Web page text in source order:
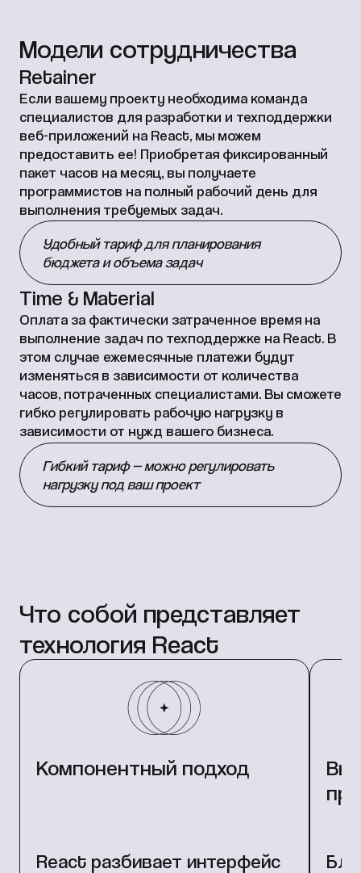
Модели сотрудничества
Retainer
Если вашему проекту необходима команда
специалистов для разработки и техподдержки
веб-приложений на React, мы можем
предоставить ее! Приобретая фиксированный
пакет часов на месяц, вы получаете
программистов на полный рабочий день для
выполнения требуемых задач.
Удобный тариф для планирования
бюджета и объема задач
Time & Material
Оплата за фактически затраченное время на
выполнение задач по техподдержке на React. В
этом случае ежемесячные платежи будут
изменяться в зависимости от количества
часов, потраченных специалистами. Вы сможете
гибко регулировать рабочую нагрузку в
зависимости от нужд вашего бизнеса.
Гибкий тариф — можно регулировать
нагрузку под ваш проект
Что собой представляет
технология React
Компонентный подход
React разбивает интерфейс